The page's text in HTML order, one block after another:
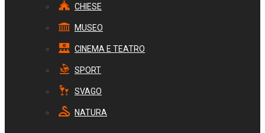
CHIESE
MUSEO
CINEMA E TEATRO
SPORT
SVAGO
NATURA